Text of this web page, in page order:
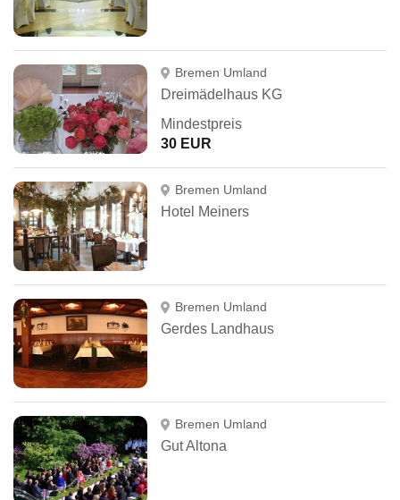
Bremen Umland
Dreimädelhaus KG
Mindestpreis
30 EUR
Bremen Umland
Hotel Meiners
Bremen Umland
Gerdes Landhaus
Bremen Umland
Gut Altona